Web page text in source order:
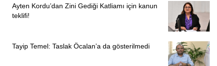
Ayten Kordu’dan Zini Gediği Katliamı için kanun
teklifi!
Tayip Temel: Taslak Öcalan’a da gösterilmedi